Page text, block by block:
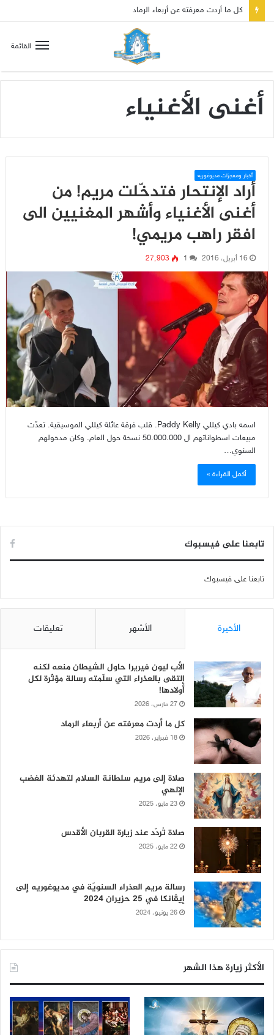
كل ما أردت معرفته عن أربعاء الرماد
القائمة
أغنى الأغنياء
أخبار ومعجزات مديوغوريه
أراد الإنتحار فتدخّلت مريم! من
أغنى الأغنياء وأشهر المغنيين الى
افقر راهب مريمي!
16 أبريل، 2016 1 27٬903
اسمه بادي كيللي Paddy Kelly. قلب فرقة عائلة كيللي الموسيقية. تعدّت
مبيعات اسطواناتهم ال 50.000.000 نسخة حول العام. وكان مدخولهم
السنوي…
أكمل القراءة »
تابعنا على فيسبوك
تابعنا على فيسبوك
الأخيرة الأشهر تعليقات
الأب ليون فيريرا حاول الشيطان منعه لكنه
إلتقى بالعذراء التي سلّمته رسالة مؤثّرة لكل
أولادها!
27 مارس، 2026
كل ما أردت معرفته عن أربعاء الرماد
18 فبراير، 2026
صلاة إلى مريم سلطانة السلام لتهدئة الغضب
الإلهي
23 مايو، 2025
صلاة تُردّد عند زيارة القربان الأقدس
22 مايو، 2025
رسالة مريم العذراء السنويّة في مديوغوريه إلى
إيڤانكا في 25 حزيران 2024
26 يونيو، 2024
الأكثر زيارة هذا الشهر